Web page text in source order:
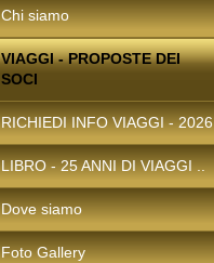
Chi siamo
VIAGGI - PROPOSTE DEI
SOCI
RICHIEDI INFO VIAGGI - 2026
LIBRO - 25 ANNI DI VIAGGI ..
Dove siamo
Foto Gallery